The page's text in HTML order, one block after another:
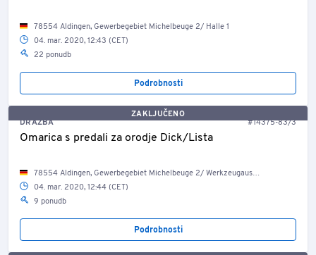
78554 Aldingen, Gewerbegebiet Michelbeuge 2/ Halle 1
04. mar. 2020, 12:43 (CET)
22 ponudb
Podrobnosti
ZAKLJUČENO
DRAŽBA
#14375-83/3
Omarica s predali za orodje Dick/Lista
78554 Aldingen, Gewerbegebiet Michelbeuge 2/ Werkzeugausgabe
04. mar. 2020, 12:44 (CET)
9 ponudb
Podrobnosti